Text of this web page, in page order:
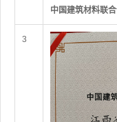
中国建筑材料联
3